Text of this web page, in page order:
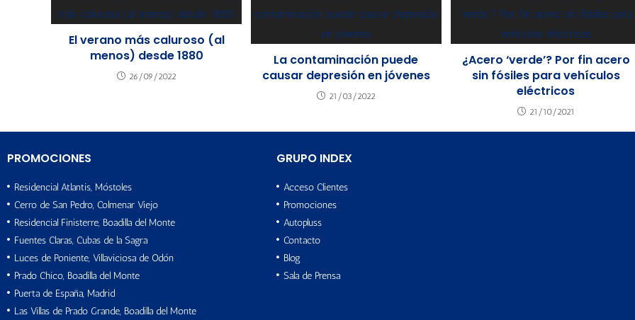
El verano más caluroso (al
menos) desde 1880
26/09/2022
La contaminación puede
causar depresión en jóvenes
21/03/2022
¿Acero ‘verde’? Por fin acero
sin fósiles para vehículos
eléctricos
21/10/2021
PROMOCIONES
Residencial Atlantis, Móstoles
Cerro de San Pedro, Colmenar Viejo
Residencial Finisterre, Boadilla del Monte
Fuentes Claras, Cubas de la Sagra
Luces de Poniente, Villaviciosa de Odón
Prado Chico, Boadilla del Monte
Puerta de España, Madrid
Las Villas de Prado Grande, Boadilla del Monte
GRUPO INDEX
Acceso Clientes
Promociones
Autopluss
Contacto
Blog
Sala de Prensa